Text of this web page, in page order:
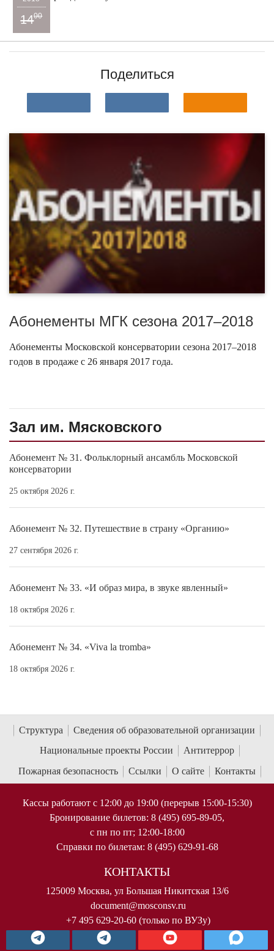
1400
Поделиться
Абонементы МГК сезона 2017–2018
Абонементы Московской консерватории сезона 2017–2018
годов в продаже с 26 января 2017 года.
Зал им. Мясковского
Абонемент № 31. Фольклорный ансамбль Московской
консерватории
25 октября 2026 г.
Абонемент № 32. Путешествие в страну «Органию»
27 сентября 2026 г.
Абонемент № 33. «И образ мира, в звуке явленный»
18 октября 2026 г.
Абонемент № 34. «Viva la tromba»
18 октября 2026 г.
Структура
Сведения об образовательной организации
Национальные проекты России
Антитеррор
Пожарная безопасность
Ссылки О сайте Контакты
Кассы работают с 12:00 до 19:00 (перерыв 15:00-15:30)
Бронирование билетов: 8 (495) 695-89-05,
с пн по пт; 12:00-18:00
Справки по билетам: 8 (495) 629-91-68
КОНТАКТЫ
125009 Москва, ул Большая Никитская 13/6
document@mosconsv.ru
+7 495 629-20-60 (только по ВУЗу)